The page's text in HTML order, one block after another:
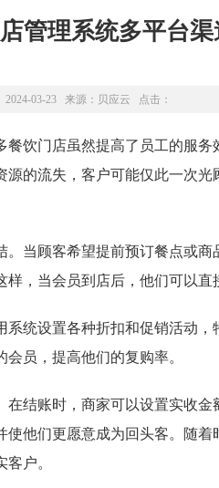
管理系统多平台
2024-03-23 来源： 贝应云 点击：
餐饮门店虽然提高了员工的服
的流失，客户可能仅此一次
当顾客希望提前预订餐点或
，当会员到店后，他们可以直
统设置各种折扣和促销活动
员，提高他们的复购率。
结账时，商家可以设置实收
他们更愿意成为回头客。随
户。